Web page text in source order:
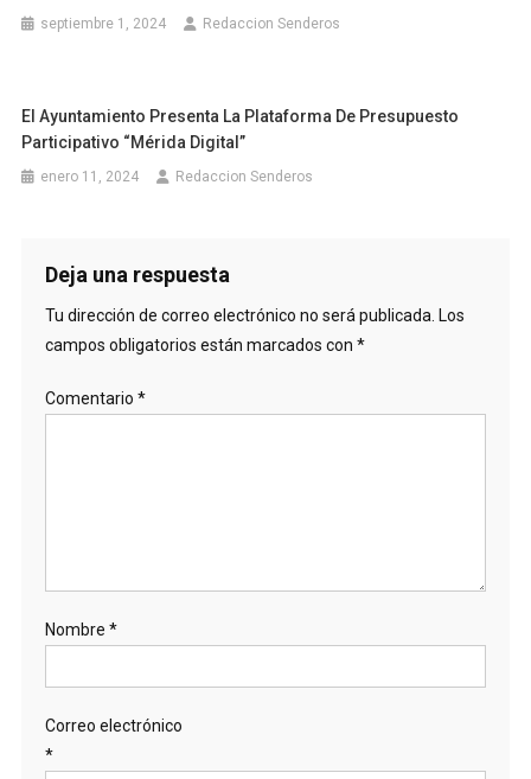
septiembre 1, 2024 Redaccion Senderos
El Ayuntamiento Presenta La Plataforma De Presupuesto
Participativo “Mérida Digital”
enero 11, 2024 Redaccion Senderos
Deja una respuesta
Tu dirección de correo electrónico no será publicada. Los
campos obligatorios están marcados con *
Comentario *
Nombre *
Correo electrónico
*